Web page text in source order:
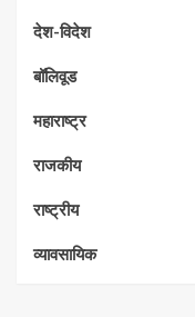
देश-विदेश
बॉलिवूड
महाराष्ट्र
राजकीय
राष्ट्रीय
व्यावसायिक